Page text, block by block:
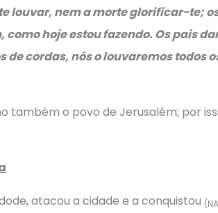
louvar, nem a morte glorificar-te;
como hoje estou fazendo. Os pais
cordas, nós o louvaremos todos
também o povo de Jerusalém; por
atacou a cidade e a conquistou